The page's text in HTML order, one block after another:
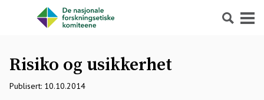
Søk Meny
Risiko og usikkerhet
Publisert: 10.10.2014